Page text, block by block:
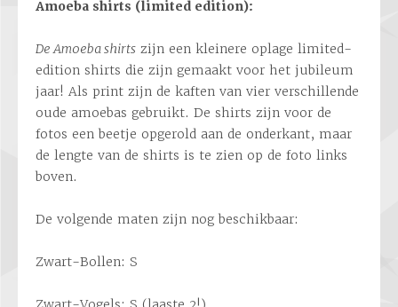
Amoeba shirts (limited edition):
De Amoeba shirts zijn een kleinere oplage limited-
edition shirts die zijn gemaakt voor het jubileum
jaar! Als print zijn de kaften van vier verschillende
oude amoebas gebruikt. De shirts zijn voor de
fotos een beetje opgerold aan de onderkant, maar
de lengte van de shirts is te zien op de foto links
boven.
De volgende maten zijn nog beschikbaar:
Zwart-Bollen: S